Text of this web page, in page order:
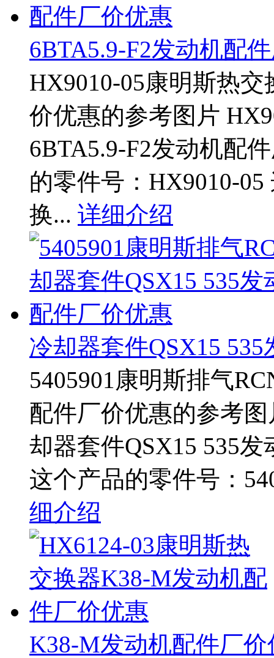
6BTA5.9-F2发动机配
HX9010-05康明斯热
价优惠的参考图片
6BTA5.9-F2发动机配
的零件号：HX9010-
换... 详细介绍
冷却器套件QSX15
5405901康明斯排气
配件厂价优惠的参考
却器套件QSX15 535
这个产品的零件号：
细介绍
K38-M发动机配件厂价